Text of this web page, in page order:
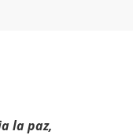
la paz,